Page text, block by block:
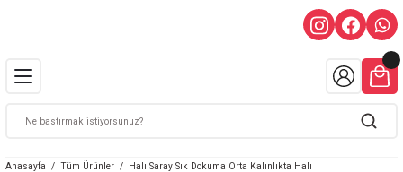
Anasayfa Tüm Ürünler Halı Saray Sık Dokuma Orta Kalınlıkta Halı